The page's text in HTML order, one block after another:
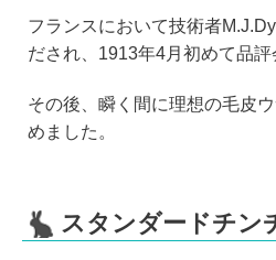
フランスにおいて技術者
だされ、1913年4月初めて品評
その後、瞬く間に理想の毛皮
めました。
スタンダードチン